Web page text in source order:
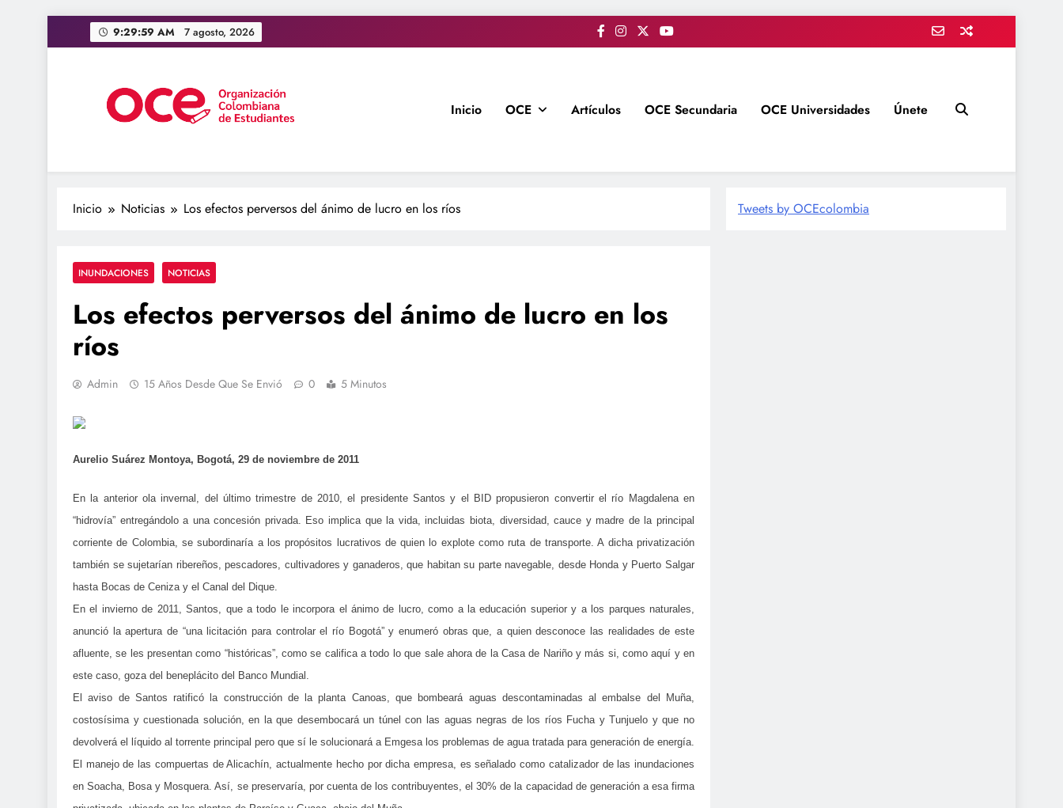
al
9:29:59 AM 7 agosto, 2026
OCE Colombia
Inicio OCE Artículos OCE Secundaria OCE Universidades Únete
Inicio Noticias Los efectos perversos del ánimo de lucro en los ríos
INUNDACIONES NOTICIAS
Los efectos perversos del ánimo de lucro en los
ríos
Admin 15 Años Desde Que Se Envió 0 5 Minutos
Aurelio Suárez Montoya, Bogotá, 29 de noviembre de 2011
En la anterior ola invernal, del último trimestre de 2010, el presidente Santos y el BID propusieron convertir el río Magdalena en
“hidrovía” entregándolo a una concesión privada. Eso implica que la vida, incluidas biota, diversidad, cauce y madre de la principal
corriente de Colombia, se subordinaría a los propósitos lucrativos de quien lo explote como ruta de transporte. A dicha privatización
también se sujetarían ribereños, pescadores, cultivadores y ganaderos, que habitan su parte navegable, desde Honda y Puerto Salgar
hasta Bocas de Ceniza y el Canal del Dique.
En el invierno de 2011, Santos, que a todo le incorpora el ánimo de lucro, como a la educación superior y a los parques naturales,
anunció la apertura de “una licitación para controlar el río Bogotá” y enumeró obras que, a quien desconoce las realidades de este
afluente, se les presentan como “históricas”, como se califica a todo lo que sale ahora de la Casa de Nariño y más si, como aquí y en
este caso, goza del beneplácito del Banco Mundial.
El aviso de Santos ratificó la construcción de la planta Canoas, que bombeará aguas descontaminadas al embalse del Muña,
costosísima y cuestionada solución, en la que desembocará un túnel con las aguas negras de los ríos Fucha y Tunjuelo y que no
devolverá el líquido al torrente principal pero que sí le solucionará a Emgesa los problemas de agua tratada para generación de energía.
El manejo de las compuertas de Alicachín, actualmente hecho por dicha empresa, es señalado como catalizador de las inundaciones
en Soacha, Bosa y Mosquera. Así, se preservaría, por cuenta de los contribuyentes, el 30% de la capacidad de generación a esa firma
Tweets by OCEcolombia